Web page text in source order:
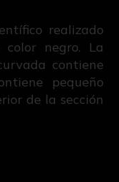
realizado
negro. La
contiene
pequeño
de la sección